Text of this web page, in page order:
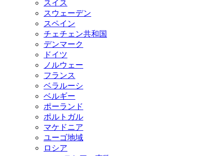
スイス
スウェーデン
スペイン
チェチェン共和国
デンマーク
ドイツ
ノルウェー
フランス
ベラルーシ
ベルギー
ポーランド
ポルトガル
マケドニア
ユーゴ地域
ロシア